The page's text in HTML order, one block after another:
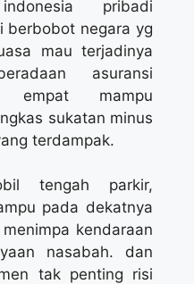
pribadi
berbobot negara yg
mau terjadinya
asuransi
empat mampu
sukatan minus
terdampak.
tengah parkir,
pada dekatnya
kendaraan
nasabah. dan
tak penting risi